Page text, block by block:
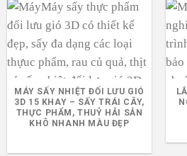
MÁY SẤY NHIỆT ĐỐI LƯU GIÓ
3D 15 KHAY – SẤY TRÁI CÂY,
THỰC PHẨM, THUỶ HẢI SẢN
KHÔ NHANH MÀU ĐẸP